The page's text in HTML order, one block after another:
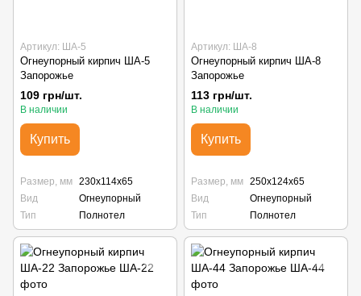
Артикул: ША-5
Огнеупорный кирпич ША-5
Запорожье
109 грн/шт.
В наличии
Купить
Размер, мм 230х114х65
Вид
Огнеупорный
Тип
Полнотел
Артикул: ША-8
Огнеупорный кирпич ША-8
Запорожье
113 грн/шт.
В наличии
Купить
Размер, мм 250х124х65
Вид
Огнеупорный
Тип
Полнотел